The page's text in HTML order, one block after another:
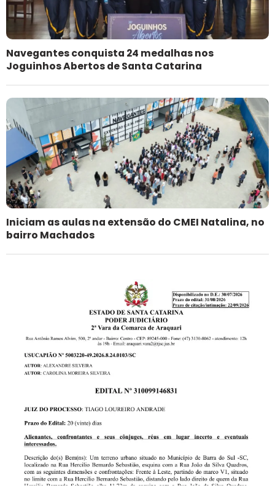
Navegantes conquista 24 medalhas nos
Joguinhos Abertos de Santa Catarina
Iniciam as aulas na extensão do CMEI Natalina, no
bairro Machados